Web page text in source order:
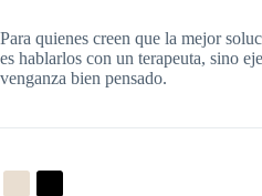
Para quienes creen que la mejor
es hablarlos con un terapeuta, sino
venganza bien pensado.